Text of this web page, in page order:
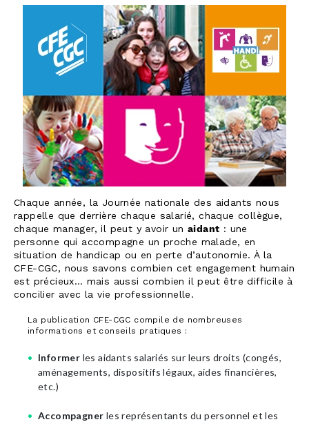
Chaque année, la Journée nationale des aidants nous
rappelle que derrière chaque salarié, chaque collègue,
chaque manager, il peut y avoir un aidant : une
personne qui accompagne un proche malade, en
situation de handicap ou en perte d’autonomie. À la
CFE-CGC, nous savons combien cet engagement humain
est précieux… mais aussi combien il peut être difficile à
concilier avec la vie professionnelle.
La publication CFE-CGC compile de nombreuses
informations et conseils pratiques :
Informer les aidants salariés sur leurs droits (congés,
aménagements, dispositifs légaux, aides financières,
etc.)
Accompagner les représentants du personnel et les